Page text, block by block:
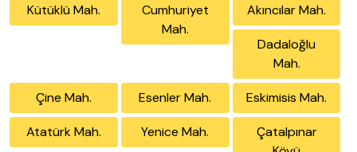
Kütüklü Mah.
Cumhuriyet
Mah.
Akıncılar Mah.
Dadaloğlu
Mah.
Çine Mah. Esenler Mah. Eskimisis Mah.
Atatürk Mah. Yenice Mah.
Çatalpınar